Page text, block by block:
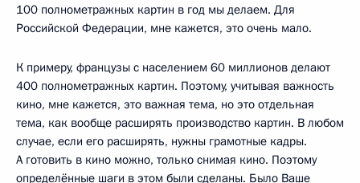
100 полнометражных картин в год мы делаем. Для
Российской Федерации, мне кажется, это очень мало.
К примеру, французы с населением 60 миллионов делают
400 полнометражных картин. Поэтому, учитывая важность
кино, мне кажется, это важная тема, но это отдельная
тема, как вообще расширять производство картин. В любом
случае, если его расширять, нужны грамотные кадры.
А готовить в кино можно, только снимая кино. Поэтому
определённые шаги в этом были сделаны. Было Ваше